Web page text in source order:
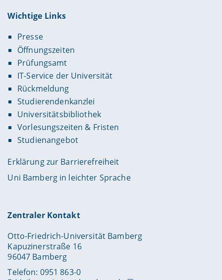
Wichtige Links
Presse
Öffnungszeiten
Prüfungsamt
IT-Service der Universität
Rückmeldung
Studierendenkanzlei
Universitätsbibliothek
Vorlesungszeiten & Fristen
Studienangebot
Erklärung zur Barrierefreiheit
Uni Bamberg in leichter Sprache
Zentraler Kontakt
Otto-Friedrich-Universität Bamberg
Kapuzinerstraße 16
96047 Bamberg
Telefon: 0951 863-0